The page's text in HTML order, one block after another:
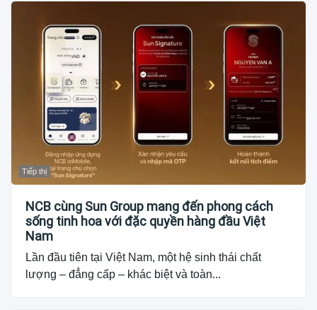
Tiếp thị
NCB cùng Sun Group mang đến phong cách
sống tinh hoa với đặc quyền hàng đầu Việt
Nam
Lần đầu tiên tại Việt Nam, một hệ sinh thái chất
lượng – đẳng cấp – khác biệt và toàn...